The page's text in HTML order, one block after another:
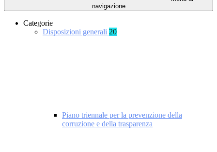
navigazione
Categorie
Disposizioni generali 20
Piano triennale per la prevenzione della
corruzione e della trasparenza